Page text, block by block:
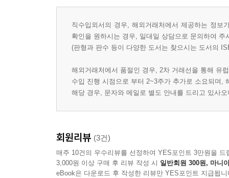
직수입외서의 경우, 해외거래처에서 제공하는 정
확인을 원하시는 경우, 일대일 상담으로 문의하여 주
(판형과 판수 등이 다양한 도서는 찾으시는 도서의
해외거래처에서 품절인 경우, 2차 거래선을 통해 유
수입 진행 시점으로 부터 2~3주가 추가로 소요되며,
해당 경우, 문자와 메일로 별도 안내를 드리고 있사
회원리뷰 (3건)
매주 10건의 우수리뷰를 선정하여 YES포인트 3만원을 드
3,000원 이상 구매 후 리뷰 작성 시 일반회원 300원, 마니
eBook은 다운로드 후 작성한 리뷰만 YES포인트 지급됩니